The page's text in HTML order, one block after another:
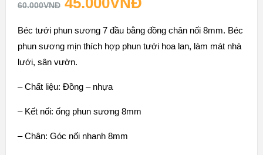
60.000VNĐ
Béc tưới phun sương 7 đầu bằng đồng chân nối 8mm. Béc
phun sương mịn thích hợp phun tưới hoa lan, làm mát nhà
lưới, sân vườn.
– Chất liệu: Đồng – nhựa
– Kết nối: ống phun sương 8mm
– Chân: Góc nối nhanh 8mm